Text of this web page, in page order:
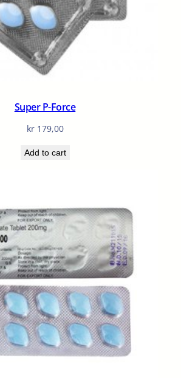
Super P-Force
kr179,00
Add to cart